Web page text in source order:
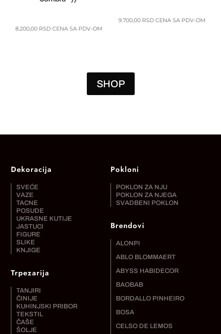
8.200,00 RSD CENA SA PDV-OM
9.700,00 RSD CENA SA PDV-OM
SHOP
Dekoracija
SVEĆE
VAZE
TACNE
POSUDE
UKRASNE KUTIJE
JASTUCI
FIGURE
SLIKE
KNJIGE
Trpezarija
TANJIRI
ČINIJE
KUHINJSKI PRIBOR
TEKSTIL
ČAŠE
ŠOLJE
Pokloni
POKLON ZA NJU
POKLON ZA NJEGA
SVADBENI POKLON
Brendovi
ALONPI
ABLO BLOMMAERT
ABYSS HABIDECOR
BAOBAB
BORDALLO PINHEIRO
BOSA
CELSO DE LEMOS